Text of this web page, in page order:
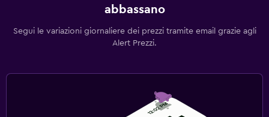
abbassano
Segui le variazioni giornaliere dei prezzi tramite email grazie agli
Alert Prezzi.